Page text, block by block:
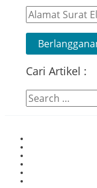
Alamat
Surat
Elektronik
Cari Artikel :
Search
for: